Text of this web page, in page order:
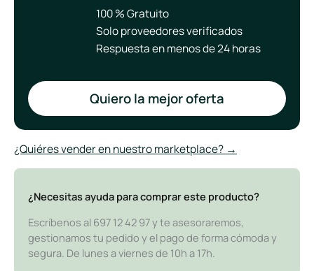
100 % Gratuito
Solo proveedores verificados
Respuesta en menos de 24 horas
Quiero la mejor oferta
¿Quiéres vender en nuestro marketplace? →
¿Necesitas ayuda para comprar este producto?
Escríbenos al 697 12 42 97 y te asesoraremos,
gestionamos tu pedido y el pago de forma cómoda y
segura. De lunes a viernes de 10h a 17h.